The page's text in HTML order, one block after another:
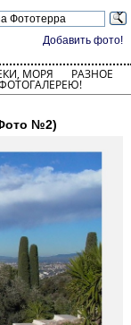
Добавить фото!
МОРЯ РАЗНОЕ
№2)